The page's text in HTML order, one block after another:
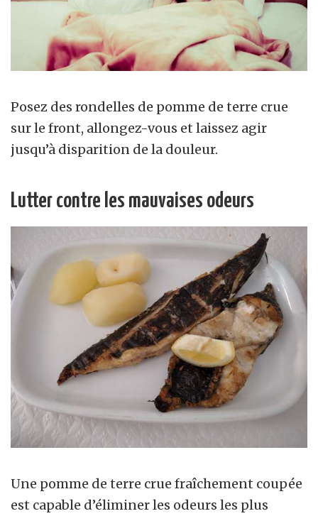
Posez des rondelles de pomme de terre crue
sur le front, allongez-vous et laissez agir
jusqu’à disparition de la douleur.
Lutter contre les mauvaises odeurs
Une pomme de terre crue fraîchement coupée
est capable d’éliminer les odeurs les plus